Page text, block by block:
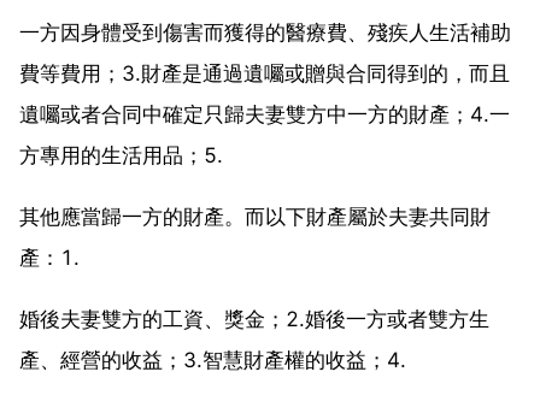
一方因身體受到傷害而獲得的醫療費、殘疾人生活補助
費等費用；3.財產是通過遺囑或贈與合同得到的，而且
遺囑或者合同中確定只歸夫妻雙方中一方的財產；4.一
方專用的生活用品；5.
其他應當歸一方的財產。而以下財產屬於夫妻共同財
產：1.
婚後夫妻雙方的工資、獎金；2.婚後一方或者雙方生
產、經營的收益；3.智慧財產權的收益；4.